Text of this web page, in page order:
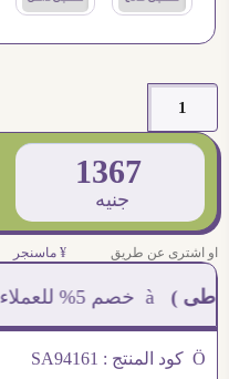
1367
جنيه
او اشترى عن طريق ¥ ماسنجر
)à خصم 5% للعملاء الجدد à شحن مجانى عند الشراء ب 4000 جنيه à
Ö كود المنتج : SA94161